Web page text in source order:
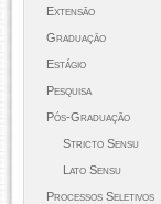
Extensão
Graduação
Estágio
Pesquisa
Pós-Graduação
Stricto Sensu
Lato Sensu
Processos Seletivos